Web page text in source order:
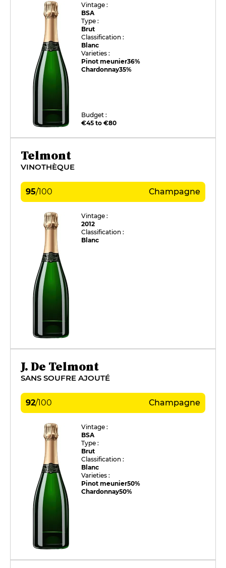
Vintage :
BSA
Type :
Brut
Classification :
Blanc
Varieties :
Pinot meunier36%
Chardonnay35%
Budget :
€45 to €80
Telmont
VINOTHÈQUE
95/100 Champagne
Vintage :
2012
Classification :
Blanc
J. De Telmont
SANS SOUFRE AJOUTÉ
92/100 Champagne
Vintage :
BSA
Type :
Brut
Classification :
Blanc
Varieties :
Pinot meunier50%
Chardonnay50%